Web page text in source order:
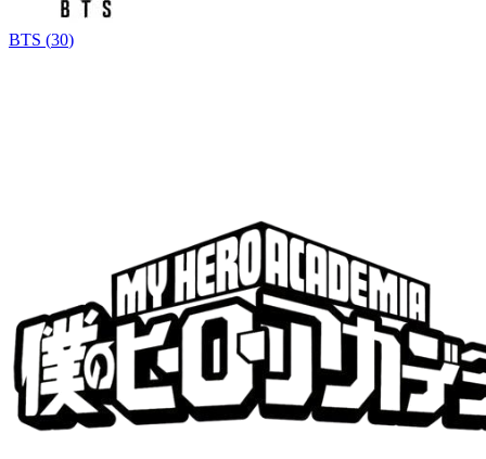
BTS (30)